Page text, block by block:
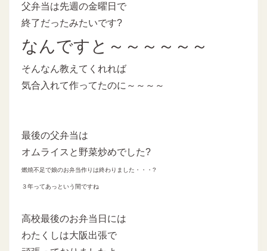
父弁当は先週の金曜日で
終了だったみたいです?
なんですと～～～～～～
そんなん教えてくれれば
気合入れて作ってたのに～～～～
最後の父弁当は
オムライスと野菜炒めでした?
燃焼不足で娘のお弁当作りは終わりました・・・?
３年ってあっという間ですね
高校最後のお弁当日には
わたくしは大阪出張で